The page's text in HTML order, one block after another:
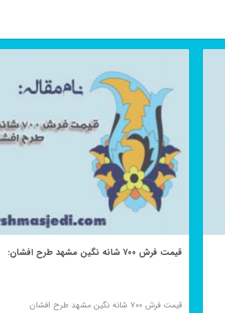
قیمت فرش ۷۰۰ شانه نگین مشهد طرح افشان:
قیمت فرش ۷۰۰ شانه نگین مشهد طرح افشان